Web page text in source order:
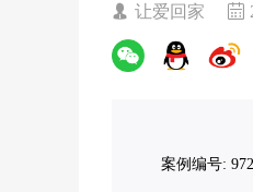
让爱回家
案例编号: